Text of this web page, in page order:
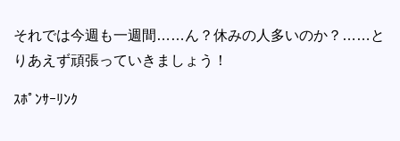
それでは今週も一週間……ん？休みの人多いのか？……と
りあえず頑張っていきましょう！
ｽﾎﾟﾝｻｰﾘﾝｸ